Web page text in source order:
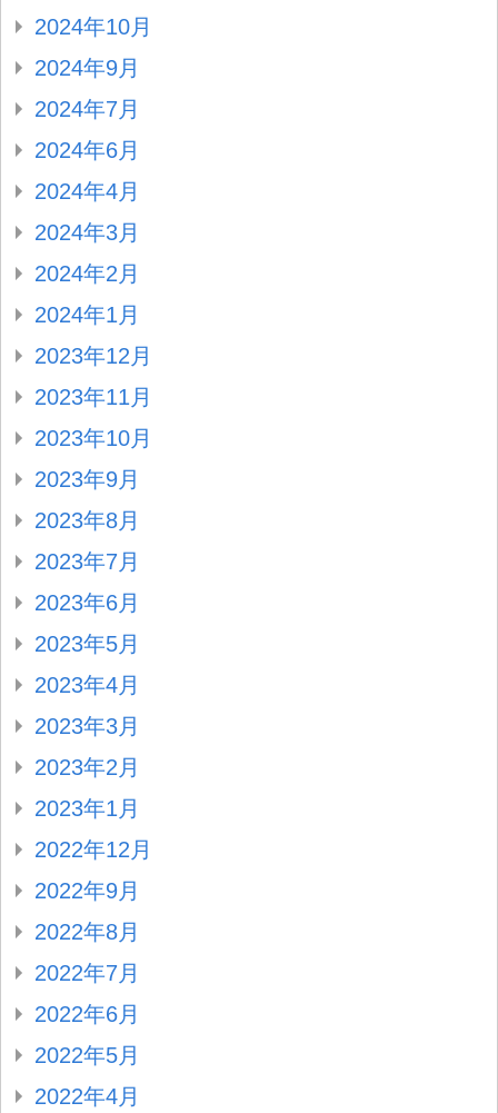
2024年10月
2024年9月
2024年7月
2024年6月
2024年4月
2024年3月
2024年2月
2024年1月
2023年12月
2023年11月
2023年10月
2023年9月
2023年8月
2023年7月
2023年6月
2023年5月
2023年4月
2023年3月
2023年2月
2023年1月
2022年12月
2022年9月
2022年8月
2022年7月
2022年6月
2022年5月
2022年4月